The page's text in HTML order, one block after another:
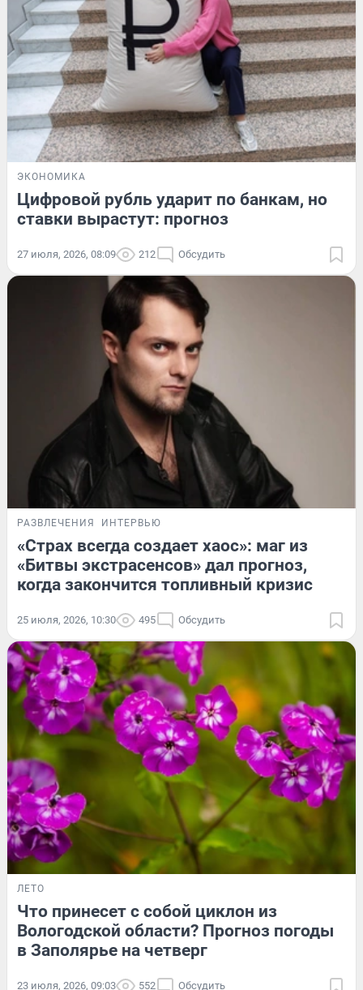
ЭКОНОМИКА
Цифровой рубль ударит по банкам, но
ставки вырастут: прогноз
27 июля, 2026, 08:09 212 Обсудить
РАЗВЛЕЧЕНИЯ ИНТЕРВЬЮ
«Страх всегда создает хаос»: маг из
«Битвы экстрасенсов» дал прогноз,
когда закончится топливный кризис
25 июля, 2026, 10:30 495 Обсудить
ЛЕТО
Что принесет с собой циклон из
Вологодской области? Прогноз погоды
в Заполярье на четверг
23 июля, 2026, 09:03 552 Обсудить